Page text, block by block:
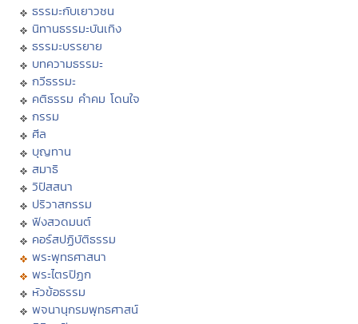
ธรรมะกับเยาวชน
นิทานธรรมะบันเทิง
ธรรมะบรรยาย
บทความธรรมะ
กวีธรรมะ
คติธรรม คำคม โดนใจ
กรรม
ศีล
บุญทาน
สมาธิ
วิปัสสนา
ปริวาสกรรม
ฟังสวดมนต์
คอร์สปฏิบัติธรรม
พระพุทธศาสนา
พระไตรปิฏก
หัวข้อธรรม
พจนานุกรมพุทธศาสน์